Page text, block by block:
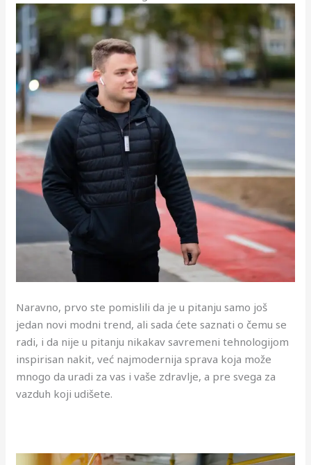
Naravno, prvo ste pomislili da je u pitanju samo još
jedan novi modni trend, ali sada ćete saznati o čemu se
radi, i da nije u pitanju nikakav savremeni tehnologijom
inspirisan nakit, već najmodernija sprava koja može
mnogo da uradi za vas i vaše zdravlje, a pre svega za
vazduh koji udišete.